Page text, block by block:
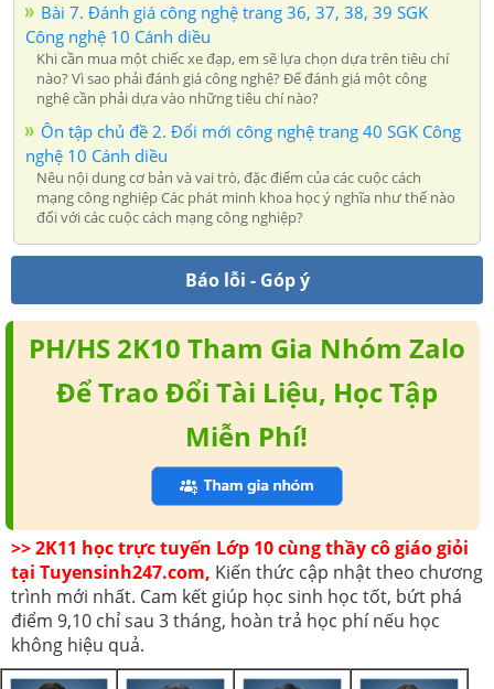
Bài 7. Đánh giá công nghệ trang 36, 37, 38, 39 SGK
Công nghệ 10 Cánh diều
Khi cần mua một chiếc xe đạp, em sẽ lựa chọn dựa trên tiêu chí
nào? Vì sao phải đánh giá công nghệ? Để đánh giá một công
nghệ cần phải dựa vào những tiêu chí nào?
Ôn tập chủ đề 2. Đổi mới công nghệ trang 40 SGK Công
nghệ 10 Cánh diều
Nêu nội dung cơ bản và vai trò, đặc điểm của các cuộc cách
mạng công nghiệp Các phát minh khoa học ý nghĩa như thế nào
đối với các cuộc cách mạng công nghiệp?
Báo lỗi - Góp ý
PH/HS 2K10 Tham Gia Nhóm Zalo
Để Trao Đổi Tài Liệu, Học Tập
Miễn Phí!
>> 2K11 học trực tuyến Lớp 10 cùng thầy cô giáo giỏi
tại Tuyensinh247.com, Kiến thức cập nhật theo chương
trình mới nhất. Cam kết giúp học sinh học tốt, bứt phá
điểm 9,10 chỉ sau 3 tháng, hoàn trả học phí nếu học
không hiệu quả.